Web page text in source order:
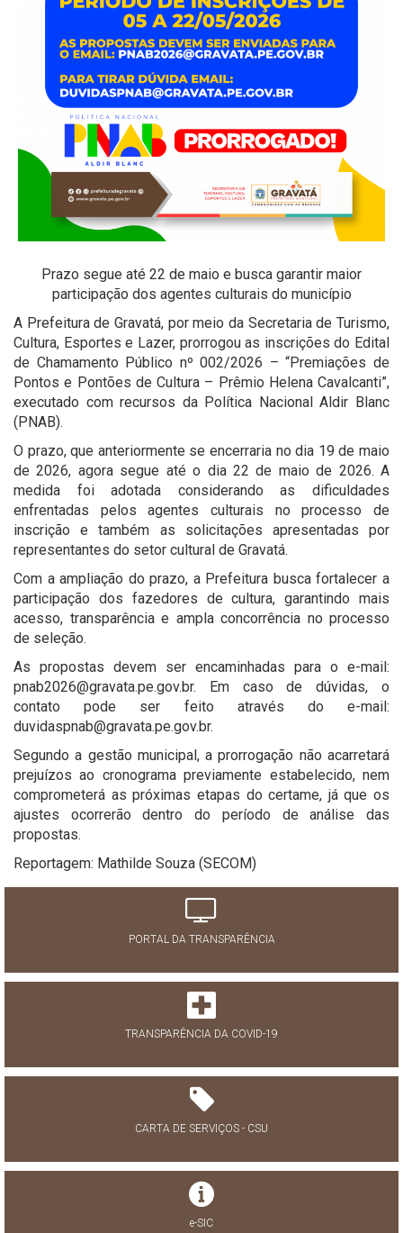
Prazo segue até 22 de maio e busca garantir maior
participação dos agentes culturais do município
A Prefeitura de Gravatá, por meio da Secretaria de Turismo,
Cultura, Esportes e Lazer, prorrogou as inscrições do Edital
de Chamamento Público nº 002/2026 – “Premiações de
Pontos e Pontões de Cultura – Prêmio Helena Cavalcanti”,
executado com recursos da Política Nacional Aldir Blanc
(PNAB).
O prazo, que anteriormente se encerraria no dia 19 de maio
de 2026, agora segue até o dia 22 de maio de 2026. A
medida foi adotada considerando as dificuldades
enfrentadas pelos agentes culturais no processo de
inscrição e também as solicitações apresentadas por
representantes do setor cultural de Gravatá.
Com a ampliação do prazo, a Prefeitura busca fortalecer a
participação dos fazedores de cultura, garantindo mais
acesso, transparência e ampla concorrência no processo
de seleção.
As propostas devem ser encaminhadas para o e-mail:
pnab2026@gravata.pe.gov.br. Em caso de dúvidas, o
contato pode ser feito através do e-mail:
duvidaspnab@gravata.pe.gov.br.
Segundo a gestão municipal, a prorrogação não acarretará
prejuízos ao cronograma previamente estabelecido, nem
comprometerá as próximas etapas do certame, já que os
ajustes ocorrerão dentro do período de análise das
propostas.
Reportagem: Mathilde Souza (SECOM)
PORTAL DA TRANSPARÊNCIA
TRANSPARÊNCIA DA COVID-19
CARTA DE SERVIÇOS - CSU
e-SIC